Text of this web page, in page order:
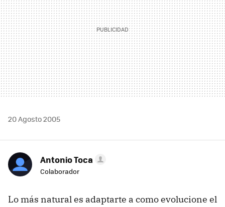
20 Agosto 2005
Antonio Toca
Colaborador
Lo más natural es adaptarte a como evolucione el